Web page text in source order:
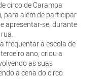
circo de Carampa
para além de participar
apresentar-se, durante
frequentar a escola de
ano, criou a
as suas
a cena do circo